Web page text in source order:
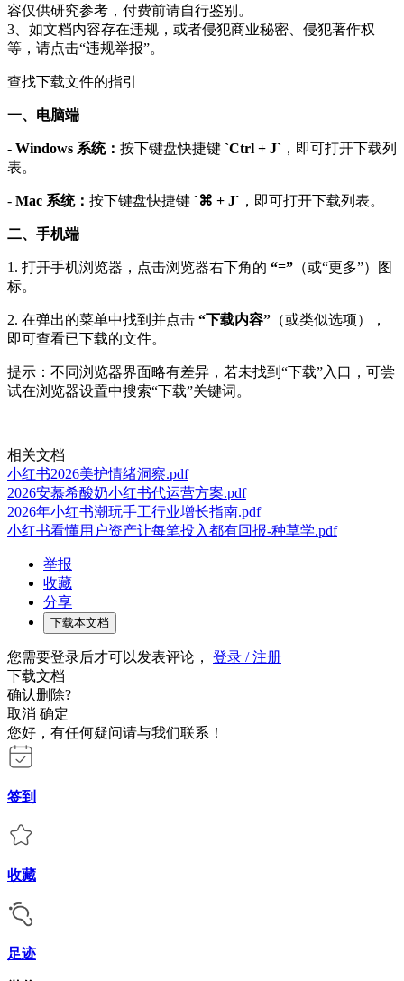
容仅供研究参考，付费前请自行鉴别。
3、如文档内容存在违规，或者侵犯商业秘密、侵犯著作权
等，请点击“违规举报”。
查找下载文件的指引
一、电脑端
- Windows 系统： 按下键盘快捷键 `Ctrl + J` ，即可打开下载列
表。
- Mac 系统： 按下键盘快捷键 `⌘ + J` ，即可打开下载列表。
二、手机端
1. 打开手机浏览器，点击浏览器右下角的 “≡” （或“更多”）图
标。
2. 在弹出的菜单中找到并点击 “下载内容” （或类似选项），
即可查看已下载的文件。
提示：不同浏览器界面略有差异，若未找到“下载”入口，可尝
试在浏览器设置中搜索“下载”关键词。
相关文档
小红书2026美护情绪洞察.pdf
2026安慕希酸奶小红书代运营方案.pdf
2026年小红书潮玩手工行业增长指南.pdf
小红书看懂用户资产让每笔投入都有回报-种草学.pdf
举报
收藏
分享
下载本文档
您需要登录后才可以发表评论， 登录 / 注册
下载文档
确认删除?
取消 确定
您好，有任何疑问请与我们联系！
签到
收藏
足迹